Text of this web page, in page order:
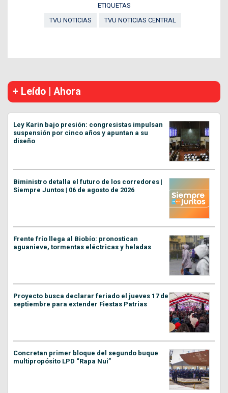
ETIQUETAS
TVU NOTICIAS
TVU NOTICIAS CENTRAL
+ Leído | Ahora
Ley Karin bajo presión: congresistas impulsan
suspensión por cinco años y apuntan a su
diseño
Biministro detalla el futuro de los corredores |
Siempre Juntos | 06 de agosto de 2026
Frente frío llega al Biobío: pronostican
aguanieve, tormentas eléctricas y heladas
Proyecto busca declarar feriado el jueves 17 de
septiembre para extender Fiestas Patrias
Concretan primer bloque del segundo buque
multipropósito LPD “Rapa Nui”